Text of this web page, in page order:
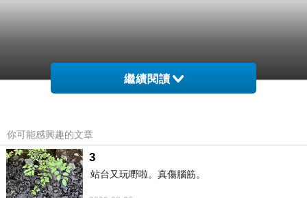
繼續閱讀
你可能感興趣的文章
3
站台又玩嘢啦。真傷腦筋。